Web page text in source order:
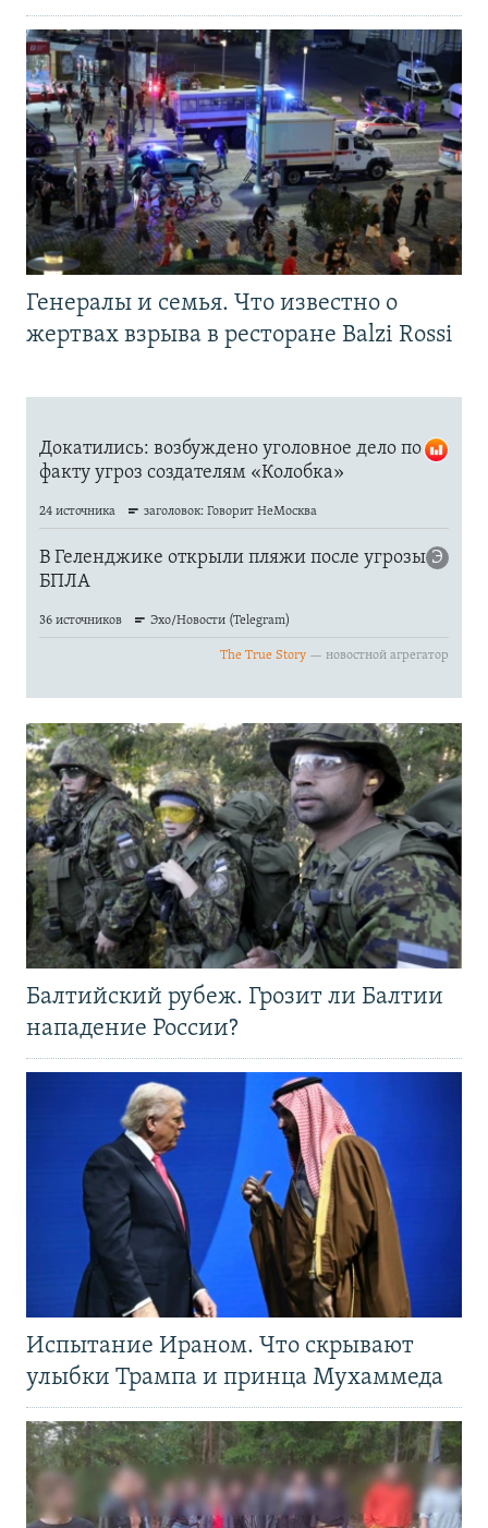
Генералы и семья. Что известно о
жертвах взрыва в ресторане Balzi Rossi
Балтийский рубеж. Грозит ли Балтии
нападение России?
Испытание Ираном. Что скрывают
улыбки Трампа и принца Мухаммеда